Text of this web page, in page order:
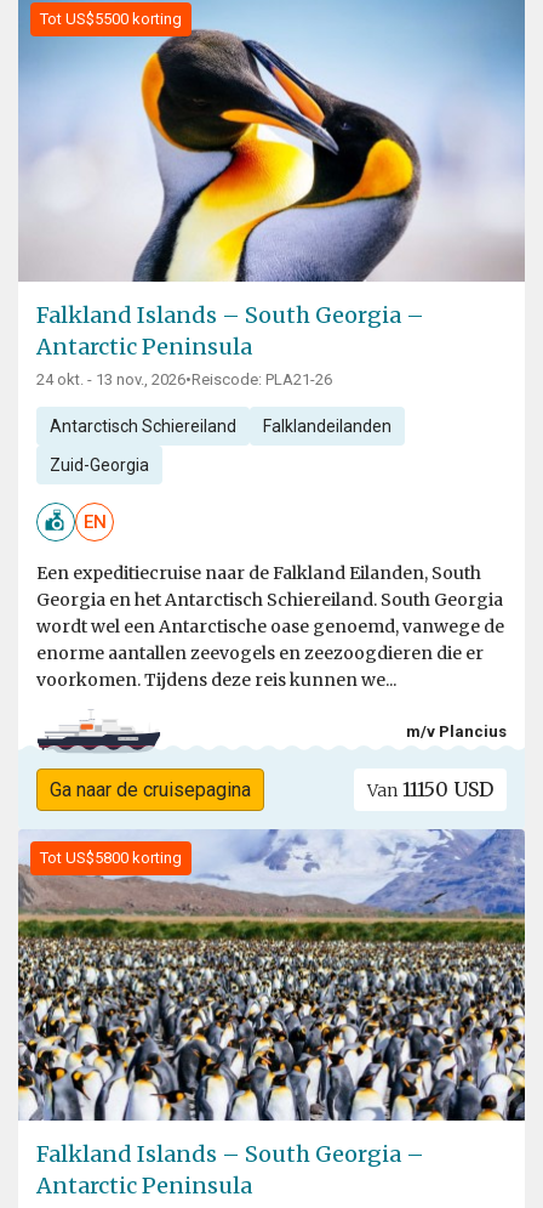
Tot US$5500 korting
Falkland Islands – South Georgia –
Antarctic Peninsula
24 okt. - 13 nov., 2026•Reiscode: PLA21-26
Antarctisch Schiereiland Falklandeilanden
Zuid-Georgia
EN
Een expeditiecruise naar de Falkland Eilanden, South
Georgia en het Antarctisch Schiereiland. South Georgia
wordt wel een Antarctische oase genoemd, vanwege de
enorme aantallen zeevogels en zeezoogdieren die er
voorkomen. Tijdens deze reis kunnen we...
m/v Plancius
Ga naar de cruisepagina Van 11150 USD
Tot US$5800 korting
Falkland Islands – South Georgia –
Antarctic Peninsula